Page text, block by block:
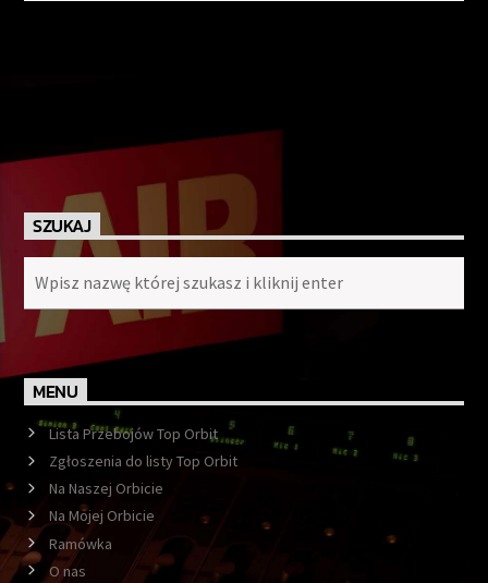
SZUKAJ
MENU
Lista Przebojów Top Orbit
Zgłoszenia do listy Top Orbit
Na Naszej Orbicie
Na Mojej Orbicie
Ramówka
O nas